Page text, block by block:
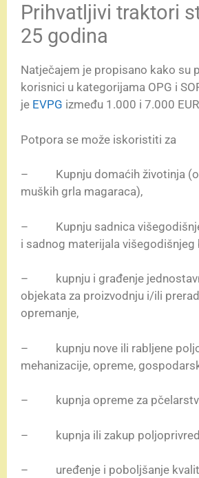
Prihvatljivi traktori
25 godina
Natječajem je propisano kako su
korisnici u kategorijama OPG i
je EVPG između 1.000 i 7.000
Potpora se može iskoristiti za
– Kupnju domaćih životinja
muških grla magaraca),
– Kupnju sadnica
i sadnog materijala višegodišnjeg
– kupnju i građenje
objekata za proizvodnju i/ili
opremanje,
– kupnju nove ili rabljene
mehanizacije, opreme,
– kupnja opreme za
– kupnja ili zakup
– uređenje i poboljšanje